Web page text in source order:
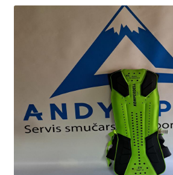
Košarica
Login Customizer
My account
Pravilnik o zasebnosti
SPLETNA PRODAJA